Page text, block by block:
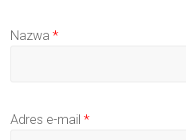
Nazwa*
Adres e-mail*